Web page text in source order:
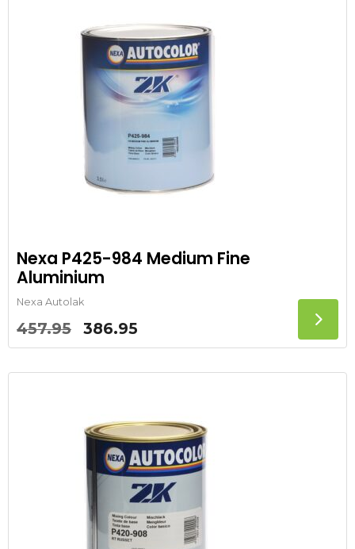
Nexa P425-984 Medium Fine
Aluminium
Nexa Autolak
457.95
Oorspronkelijke
prijs
was:
386.95
prijs
is: